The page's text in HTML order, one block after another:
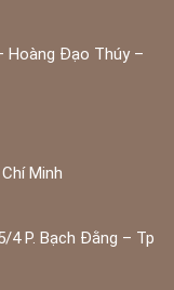
Hoàng Đạo Thúy –
Minh
4 P. Bạch Đằng – Tp